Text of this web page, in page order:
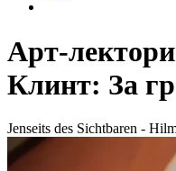
Арт-
Клинт: За
Jenseits des Sichtbaren -